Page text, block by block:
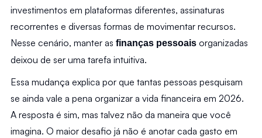
investimentos em plataformas diferentes, assinaturas
recorrentes e diversas formas de movimentar recursos.
Nesse cenário, manter as finanças pessoais organizadas
deixou de ser uma tarefa intuitiva.
Essa mudança explica por que tantas pessoas pesquisam
se ainda vale a pena organizar a vida financeira em 2026.
A resposta é sim, mas talvez não da maneira que você
imagina. O maior desafio já não é anotar cada gasto em